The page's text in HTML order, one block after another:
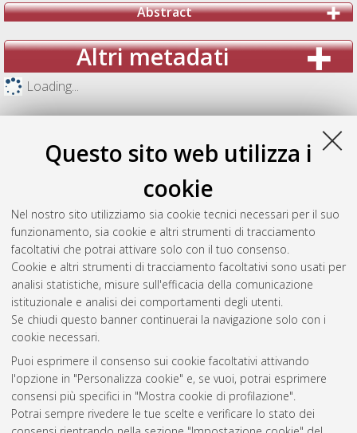
Questo sito web utilizza i
cookie
Nel nostro sito utilizziamo sia cookie tecnici necessari per il suo
funzionamento, sia cookie e altri strumenti di tracciamento
facoltativi che potrai attivare solo con il tuo consenso.
Cookie e altri strumenti di tracciamento facoltativi sono usati per
analisi statistiche, misure sull'efficacia della comunicazione
istituzionale e analisi dei comportamenti degli utenti.
Se chiudi questo banner continuerai la navigazione solo con i
cookie necessari.
Puoi esprimere il consenso sui cookie facoltativi attivando
l'opzione in "Personalizza cookie" e, se vuoi, potrai esprimere
consensi più specifici in "Mostra cookie di profilazione".
Potrai sempre rivedere le tue scelte e verificare lo stato dei
Abstract
Altri metadati
Loading...
Gestione del documento:
Atom
Rss 1.0
Rss 2.0